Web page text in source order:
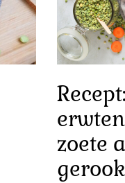
zoete